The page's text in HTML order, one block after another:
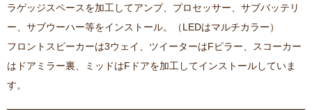
ラゲッジスペースを加工してアンプ、プロセッサー、サブバッテリ
ー、サブウーハー等をインストール。（LEDはマルチカラー）
フロントスピーカーは3ウェイ、ツイーターはFピラー、スコーカー
はドアミラー裏、ミッドはFドアを加工してインストールしていま
す。